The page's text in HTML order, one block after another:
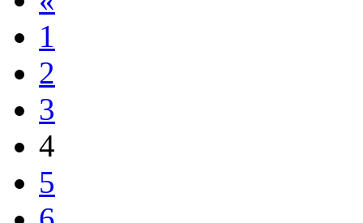
1
2
3
4
5